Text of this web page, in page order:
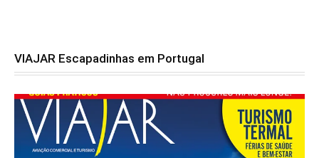
VIAJAR Escapadinhas em Portugal